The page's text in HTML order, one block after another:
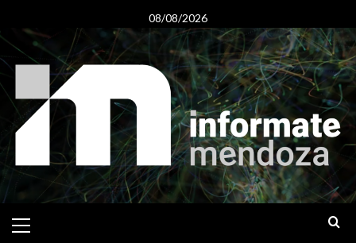
content
08/08/2026
Menu